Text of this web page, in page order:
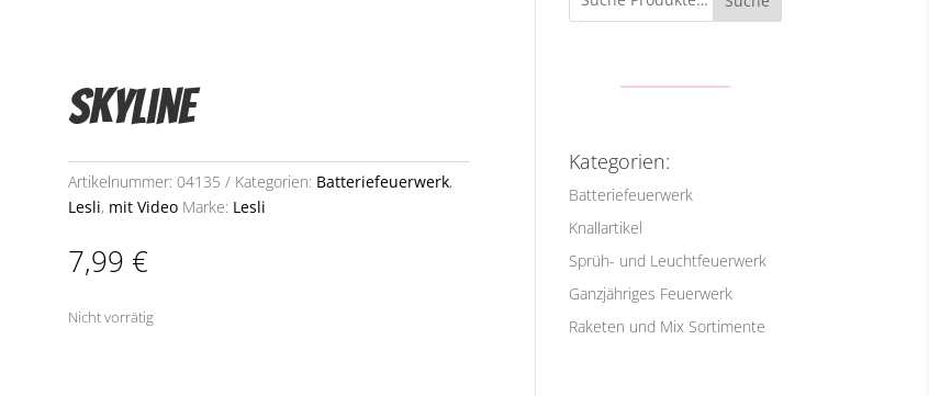
Skyline
Artikelnummer: 04135 Kategorien: Batteriefeuerwerk,
Lesli, mit Video Marke: Lesli
7,99 €
Nicht vorrätig
Kategorien:
Batteriefeuerwerk
Knallartikel
Sprüh- und Leuchtfeuerwerk
Ganzjähriges Feuerwerk
Raketen und Mix Sortimente